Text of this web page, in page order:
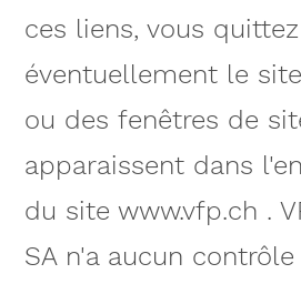
ces liens, vous quittez
éventuellement le
ou des fenêtres de
apparaissent dans
du site www.vfp.ch .
SA n'a aucun